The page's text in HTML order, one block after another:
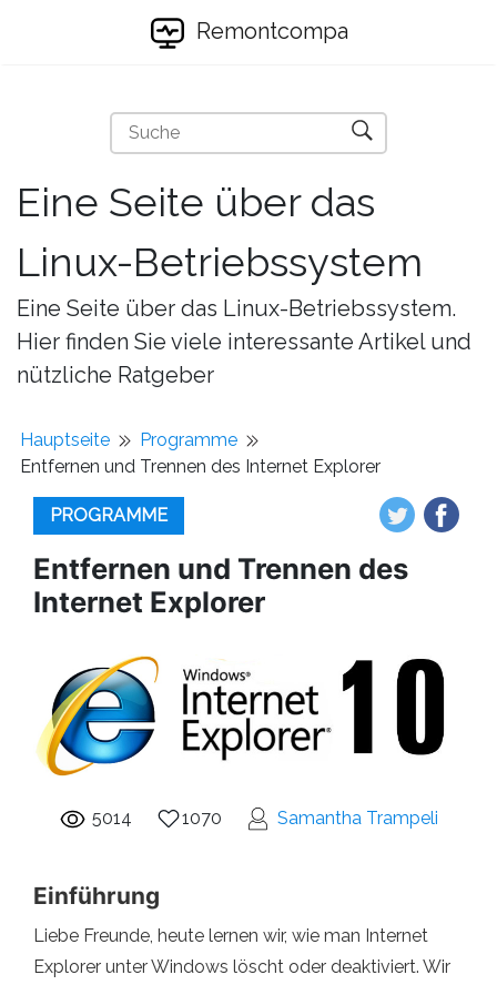
Remontcompa
Eine Seite über das
Linux-Betriebssystem
Eine Seite über das Linux-Betriebssystem.
Hier finden Sie viele interessante Artikel und
nützliche Ratgeber
Hauptseite
Programme
Entfernen und Trennen des Internet Explorer
PROGRAMME
Entfernen und Trennen des
Internet Explorer
5014 1070 Samantha Trampeli
Einführung
Liebe Freunde, heute lernen wir, wie man Internet
Explorer unter Windows löscht oder deaktiviert. Wir